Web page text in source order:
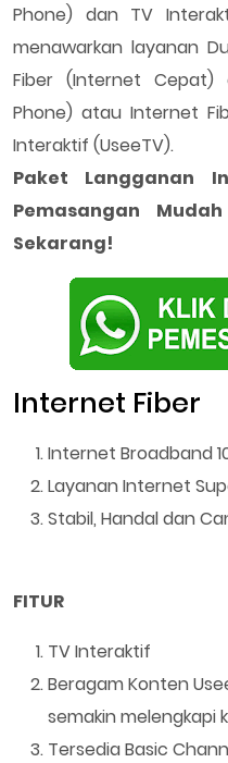
Phone) dan TV
menawarkan layanan
Fiber (Internet Cepat)
Phone) atau Internet
Interaktif (UseeTV).
Paket Langganan
Pemasangan
Sekarang!
Internet Fiber
Internet Broadband
Layanan Internet
Stabil, Handal dan
FITUR
TV Interaktif
Beragam Konten
semakin melengkapi
Tersedia Basic